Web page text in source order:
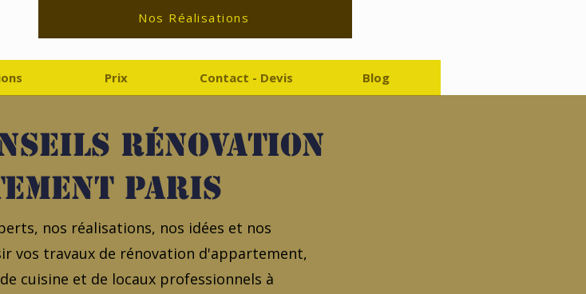
Nos Réalisations
Prix Contact - Devis Blog
rénovation
Paris
nos réalisations, nos idées et nos
vos travaux de rénovation d'appartement,
cuisine et de locaux professionnels à